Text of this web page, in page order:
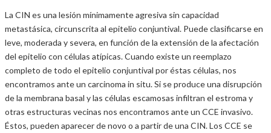
La CIN es una lesión mínimamente agresiva sin capacidad
metastásica, circunscrita al epitelio conjuntival. Puede clasificarse en
leve, moderada y severa, en función de la extensión de la afectación
del epitelio con células atípicas. Cuando existe un reemplazo
completo de todo el epitelio conjuntival por éstas células, nos
encontramos ante un carcinoma in situ. Si se produce una disrupción
de la membrana basal y las células escamosas infiltran el estroma y
otras estructuras vecinas nos encontramos ante un CCE invasivo.
Éstos, pueden aparecer de novo o a partir de una CIN. Los CCE se